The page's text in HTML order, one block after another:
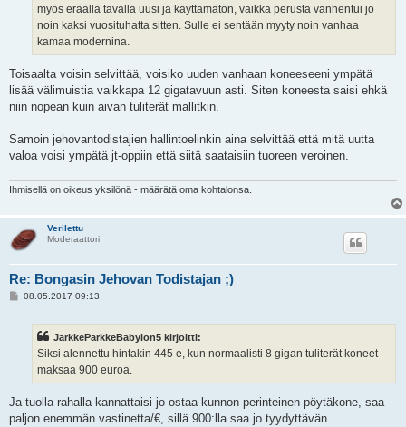
myös eräällä tavalla uusi ja käyttämätön, vaikka perusta vanhentui jo
noin kaksi vuosituhatta sitten. Sulle ei sentään myyty noin vanhaa
kamaa modernina.
Toisaalta voisin selvittää, voisiko uuden vanhaan koneeseeni ympätä
lisää välimuistia vaikkapa 12 gigatavuun asti. Siten koneesta saisi ehkä
niin nopean kuin aivan tuliterät mallitkin.
Samoin jehovantodistajien hallintoelinkin aina selvittää että mitä uutta
valoa voisi ympätä jt-oppiin että siitä saataisiin tuoreen veroinen.
Ihmisellä on oikeus yksilönä - määrätä oma kohtalonsa.
Verilettu
Moderaattori
Re: Bongasin Jehovan Todistajan ;)
V08.05.2017 09:13
JarkkeParkkeBabylon5 kirjoitti:
Siksi alennettu hintakin 445 e, kun normaalisti 8 gigan tuliterät koneet
maksaa 900 euroa.
Ja tuolla rahalla kannattaisi jo ostaa kunnon perinteinen pöytäkone, saa
paljon enemmän vastinetta/€, sillä 900:lla saa jo tyydyttävän